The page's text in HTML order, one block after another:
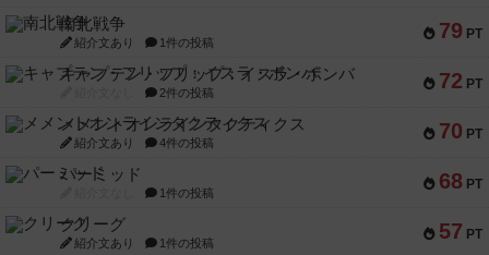
79 PT
南北戦争
紹介文あり 1件の投稿
72 PT
キャプテン・フリップ：イスラ・ボンバ
2件の投稿
70 PT
メメントオンラインタクティクス
紹介文あり 4件の投稿
68 PT
パーミッド
1件の投稿
57 PT
クリーグ
紹介文あり 1件の投稿